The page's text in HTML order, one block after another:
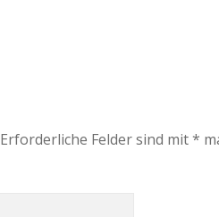
Erforderliche Felder sind mit*